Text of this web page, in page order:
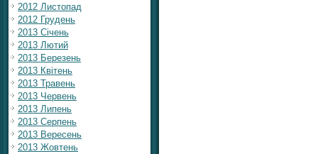
2012 Листопад
2012 Грудень
2013 Січень
2013 Лютий
2013 Березень
2013 Квітень
2013 Травень
2013 Червень
2013 Липень
2013 Серпень
2013 Вересень
2013 Жовтень